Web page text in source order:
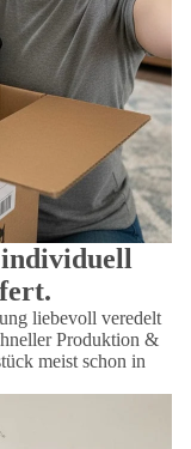
liebevoll veredelt
Produktion &
meist schon in